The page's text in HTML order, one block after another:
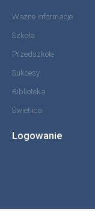
Ważne informacje
Szkoła
Przedszkole
Sukcesy
Biblioteka
Świetlica
Logowanie